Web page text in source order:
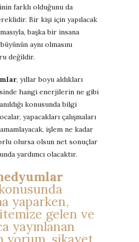
farklı olduğunu da
Bir kişi için yapılacak
başka bir insana
aynı olmasını
değildir.
, yıllar boyu aldıkları
hangi enerjilerin ne gibi
konusunda bilgi
yapacakları çalışmaları
işlem ne kadar
olursa olsun net sonuçlar
yardımcı olacaktır.
yaparken,
gelen ve
yayınlanan